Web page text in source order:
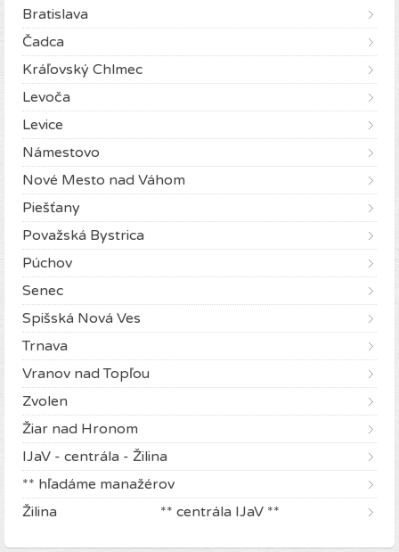
Bratislava
Čadca
Kráľovský Chlmec
Levoča
Levice
Námestovo
Nové Mesto nad Váhom
Piešťany
Považská Bystrica
Púchov
Senec
Spišská Nová Ves
Trnava
Vranov nad Topľou
Zvolen
Žiar nad Hronom
IJaV - centrála - Žilina
** hľadáme manažérov
Žilina ** centrála IJaV **